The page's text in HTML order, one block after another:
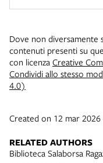
Dove non diversamente
contenuti presenti su
con licenza Creative
Condividi allo stesso
4.0)
Created on 12 mar
RELATED AUTHORS
Biblioteca Salaborsa